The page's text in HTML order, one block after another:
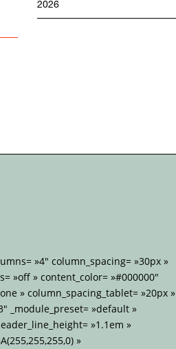
2026
»4″ column_spacing= »30px »
»off » content_color= »#000000″
» column_spacing_tablet= »20px »
_module_preset= »default »
»1.1em »
»